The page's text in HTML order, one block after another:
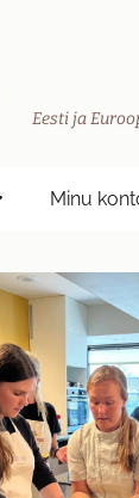
Eesti ja
Minu